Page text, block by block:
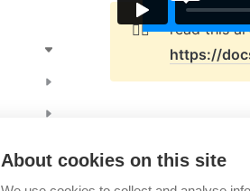
👉🏻
https://
Form Suggest
About cookies on this site